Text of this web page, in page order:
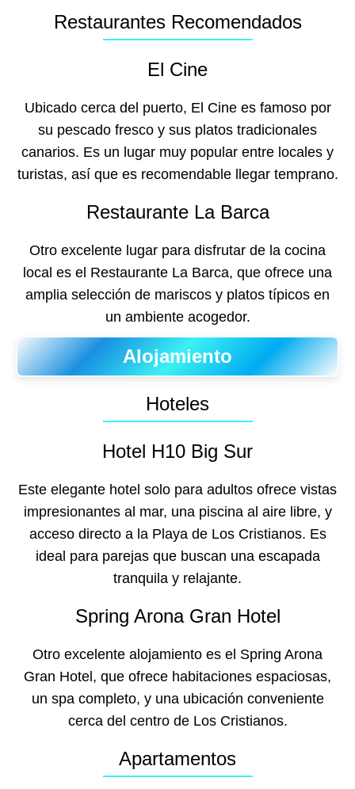
Restaurantes Recomendados
El Cine
Ubicado cerca del puerto, El Cine es famoso por
su pescado fresco y sus platos tradicionales
canarios. Es un lugar muy popular entre locales y
turistas, así que es recomendable llegar temprano.
Restaurante La Barca
Otro excelente lugar para disfrutar de la cocina
local es el Restaurante La Barca, que ofrece una
amplia selección de mariscos y platos típicos en
un ambiente acogedor.
Alojamiento
Hoteles
Hotel H10 Big Sur
Este elegante hotel solo para adultos ofrece vistas
impresionantes al mar, una piscina al aire libre, y
acceso directo a la Playa de Los Cristianos. Es
ideal para parejas que buscan una escapada
tranquila y relajante.
Spring Arona Gran Hotel
Otro excelente alojamiento es el Spring Arona
Gran Hotel, que ofrece habitaciones espaciosas,
un spa completo, y una ubicación conveniente
cerca del centro de Los Cristianos.
Apartamentos